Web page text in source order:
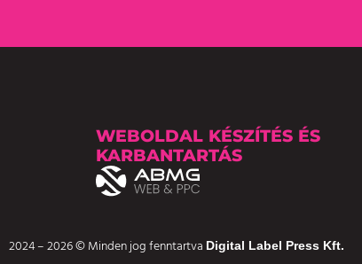
WEBOLDAL KÉSZÍTÉS ÉS
KARBANTARTÁS
2024 – 2026 © Minden jog fenntartva Digital Label Press Kft.